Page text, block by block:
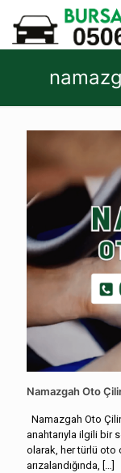
Namazgah Oto
Namazgah Oto
anahtarıyla ilgili bir
olarak, her türlü oto
arızalandığında, […]